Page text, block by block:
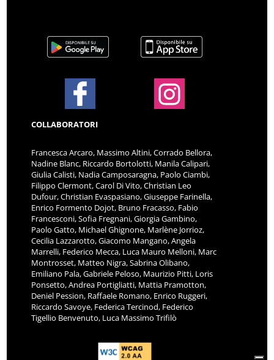
COLLABORATORI
Francesca Arcaro, Massimo Altini, Corrado Bellora,
Nadine Blanc, Riccardo Bortolotti, Manila Calipari,
Giulia Calisti, Nadia Camposaragna, Paolo Ciambi,
Filippo Clermont, Carol Di Vito, Christian Leo
Dufour, Christian Evaspasiano, Giuseppe Farinella,
Enrico Formento Dojot, Bruno Fracasso, Fabio
Francesconi, Sofia Fregnani, Giorgia Gambino,
Paolo Gatto, Michael Ghignone, Marlène Jorrioz,
Cecilia Lazzarotto, Giacomo Mangano, Angela
Marrelli, Federico Mecca, Luca Mauro Melloni, Marc
Montrosset, Matteo Nigra, Sabrina Olibano,
Emiliano Pala, Gabriele Peloso, Maurizio Pitti, Loris
Ponsetto, Andrea Portigliatti, Mattia Pramotton,
Deniel Pession, Raffaele Romano, Enrico Ruggeri,
Riccardo Savoye, Federica Tercinod, Federico
Tigellio Benvenuto, Luca Massimo Trifilò